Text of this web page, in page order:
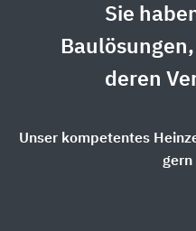
Sie
deren
Unser kompetentes
gern